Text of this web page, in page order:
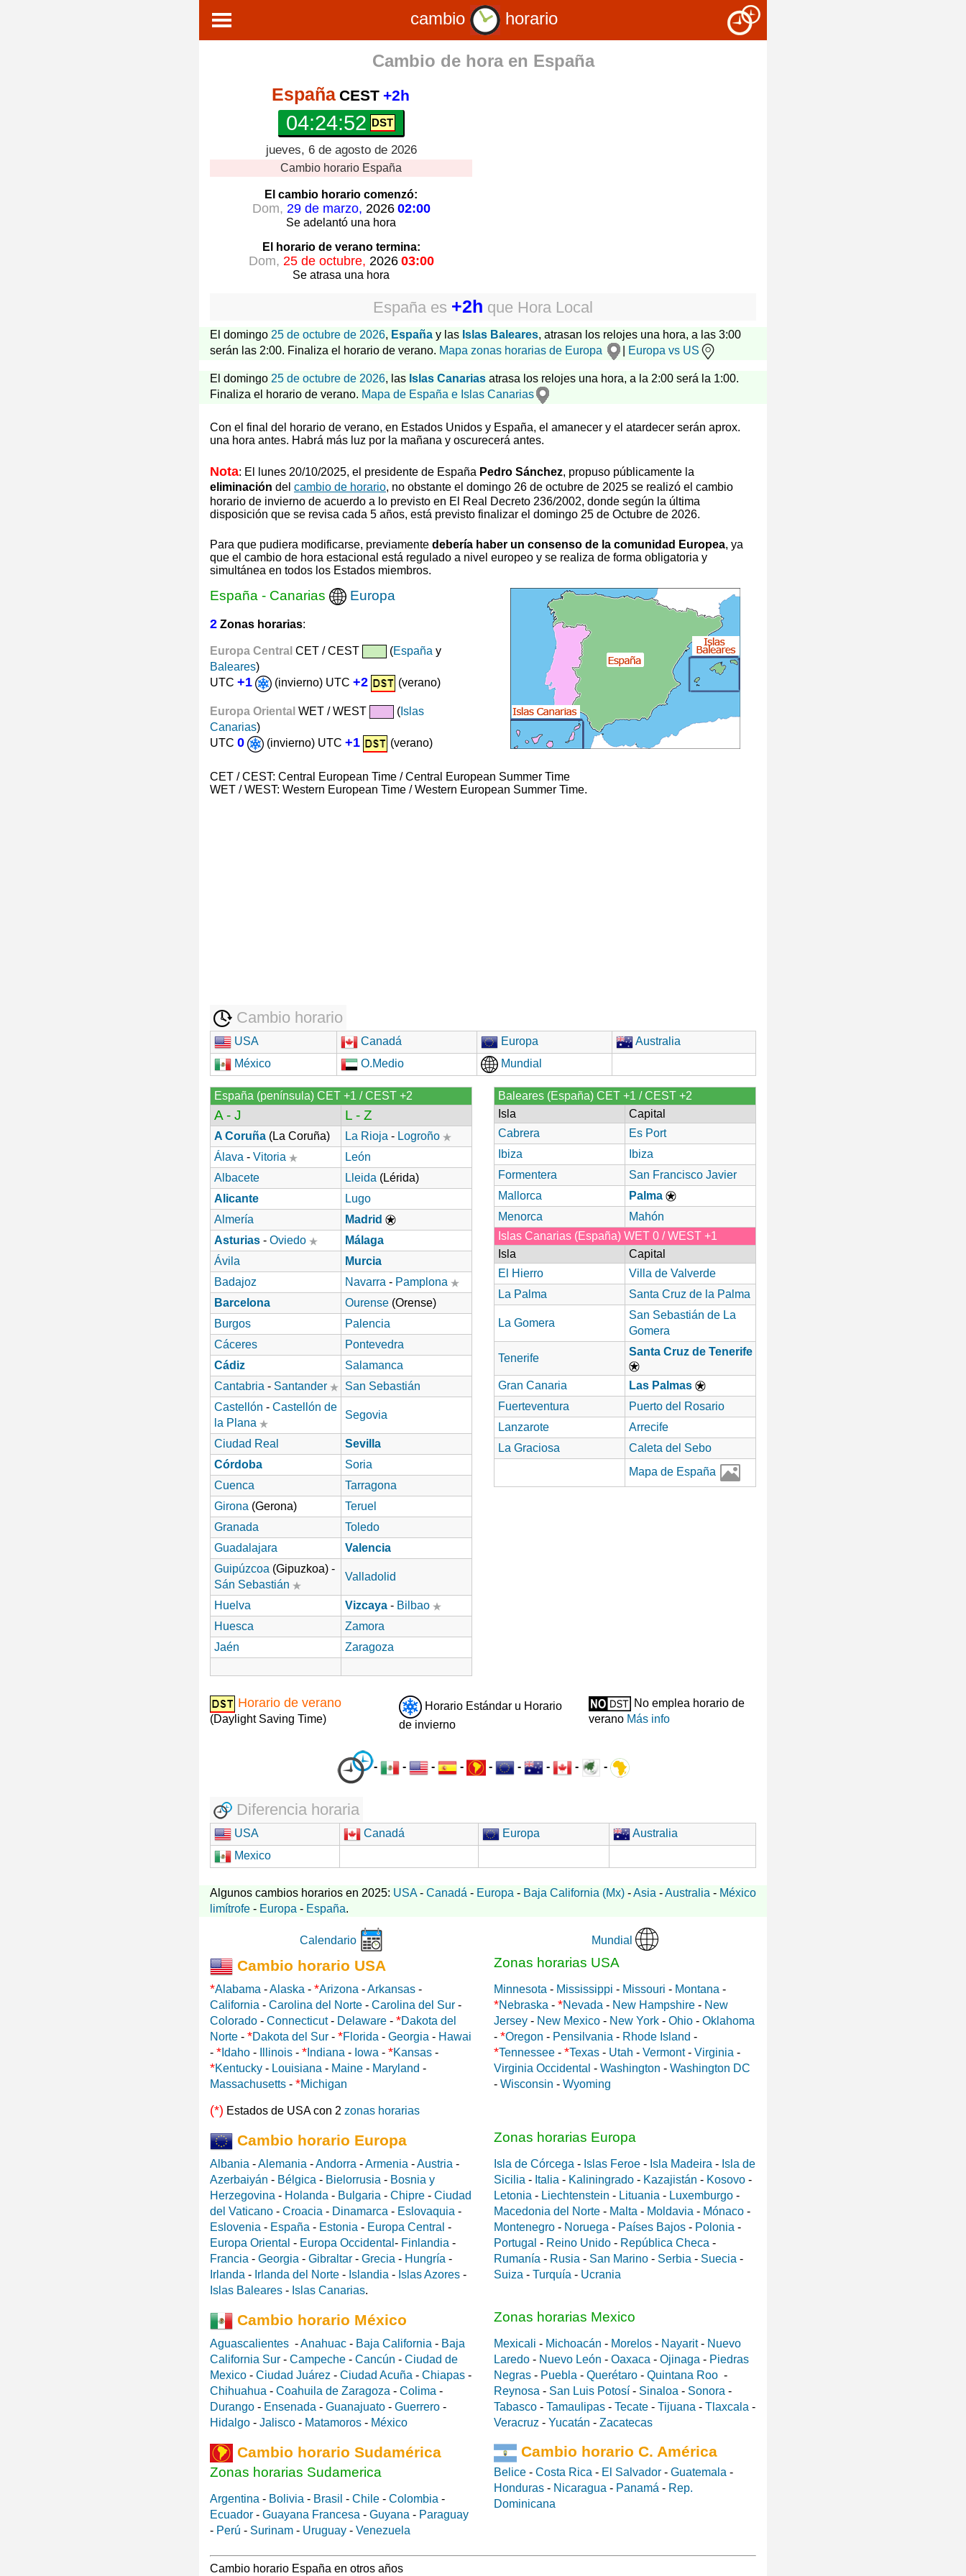
cambio horario
Cambio de hora en España
España CEST +2h
04:24:53
jueves, 6 de agosto de 2026
Cambio horario España
El cambio horario comenzó:
Dom, 29 de marzo, 2026 02:00
Se adelantó una hora
El horario de veranotermina:
Dom, 25 de octubre, 2026 03:00
Se atrasa una hora
España es +2h que Hora Local
El domingo 25 de octubre de 2026, España y las Islas Baleares, atrasan los relojes una hora, a las 3:00
serán las 2:00. Finaliza el horario de verano. Mapa zonas horarias de Europa Europa vs US
El domingo 25 de octubre de 2026, las Islas Canarias atrasa los relojes una hora, a la 2:00 será la 1:00.
Finaliza el horario de verano. Mapa de España e Islas Canarias
Con el final del horario de verano, en Estados Unidos y España, el amanecer y el atardecer serán aprox.
una hora antes. Habrá más luz por la mañana y oscurecerá antes.
Nota: El lunes 20/10/2025, el presidente de España Pedro Sánchez, propuso públicamente la
eliminación del cambio de horario, no obstante el domingo 26 de octubre de 2025 se realizó el cambio
horario de invierno de acuerdo a lo previsto en El Real Decreto 236/2002, donde según la última
disposición que se revisa cada 5 años, está previsto finalizar el domingo 25 de Octubre de 2026.
Para que pudiera modificarse, previamente debería haber un consenso de la comunidad Europea, ya
que el cambio de hora estacional está regulado a nivel europeo y se realiza de forma obligatoria y
simultánea en todos los Estados miembros.
España - Canarias Europa
2 Zonas horarias:
Europa Central CET / CEST (España y
Baleares)
UTC +1 (invierno) UTC +2 (verano)
Europa Oriental WET / WEST ( Islas
Canarias)
UTC 0 (invierno) UTC +1 (verano)
CET / CEST: Central European Time / Central European Summer Time
WET / WEST: Western European Time / Western European Summer Time.
Cambio horario
USA Canadá Europa
Australia
México
O.Medio Mundial
España (península) CET +1 / CEST +2
A - J L - Z
A Coruña (La Coruña) La Rioja - Logroño
Álava - Vitoria
León
Albacete
Lleida (Lérida)
Alicante
Lugo
Almería
Madrid
Asturias - Oviedo
Málaga
Ávila
Murcia
Badajoz
Navarra - Pamplona
Barcelona
Ourense (Orense)
Burgos
Palencia
Cáceres
Pontevedra
Cádiz
Salamanca
Cantabria - Santander
San Sebastián
Castellón - Castellón de
la Plana
Segovia
Ciudad Real
Sevilla
Córdoba
Soria
Cuenca
Tarragona
Girona (Gerona)
Teruel
Granada
Toledo
Guadalajara
Valencia
Guipúzcoa (Gipuzkoa) -
Sán Sebastián
Valladolid
Huelva Vizcaya - Bilbao
Huesca
Zamora
Jaén
Zaragoza
Baleares (España) CET +1 / CEST +2
Isla
Capital
Cabrera
Es Port
Ibiza
Ibiza
Formentera
San Francisco Javier
Mallorca
Palma
Menorca
Mahón
Islas Canarias (España) WET 0 / WEST +1
Isla
Capital
El Hierro
Villa de Valverde
La Palma
Santa Cruz de la Palma
La Gomera
San Sebastián de La
Gomera
Tenerife
Santa Cruz de Tenerife
Gran Canaria
Las Palmas
Fuerteventura
Puerto del Rosario
Lanzarote
Arrecife
La Graciosa
Caleta del Sebo
Mapa de España
Horario de verano
(Daylight Saving Time)
Horario Estándar u Horario
de invierno
No emplea horario de
verano Más info
- - - - - - - - -
Diferencia horaria
USA Canadá Europa
Australia
Mexico
Algunos cambios horarios en 2025: USA- Canadá - Europa - Baja California (Mx) -Asia -Australia - México
limítrofe - Europa - España.
Calendario Mundial
Cambio horario USA Zonas horarias USA
*Alabama -Alaska - *Arizona -Arkansas -
California - Carolina del Norte - Carolina del Sur -
Colorado - Connecticut- Delaware - *Dakota del
Norte - *Dakota del Sur - *Florida - Georgia - Hawai
- * Idaho - Illinois - * Indiana - Iowa - *Kansas -
*Kentucky - Louisiana - Maine - Maryland -
Massachusetts - *Michigan
Minnesota - Mississippi - Missouri - Montana -
*Nebraska - *Nevada - New Hampshire - New
Jersey - New Mexico - New York - Ohio - Oklahoma
- *Oregon - Pensilvania - Rhode Island -
*Tennessee - *Texas - Utah - Vermont- Virginia -
Virginia Occidental - Washington - Washington DC
- Wisconsin - Wyoming
(*) Estados de USA con 2 zonas horarias
Cambio horario Europa Zonas horarias Europa
Albania -Alemania -Andorra -Armenia -Austria -
Azerbaiyán - Bélgica - Bielorrusia - Bosnia y
Herzegovina - Holanda - Bulgaria - Chipre - Ciudad
del Vaticano - Croacia - Dinamarca - Eslovaquia -
Eslovenia - España - Estonia - Europa Central -
Europa Oriental - Europa Occidental - Finlandia -
Francia - Georgia - Gibraltar - Grecia - Hungría -
Irlanda - Irlanda del Norte - Islandia - Islas Azores -
Islas Baleares - Islas Canarias.
Isla de Córcega - Islas Feroe - Isla Madeira - Isla de
Sicilia - Italia - Kaliningrado - Kazajistán - Kosovo -
Letonia - Liechtenstein - Lituania - Luxemburgo -
Macedonia del Norte - Malta - Moldavia - Mónaco -
Montenegro - Noruega - Países Bajos - Polonia -
Portugal - Reino Unido - República Checa -
Rumanía - Rusia - San Marino - Serbia - Suecia -
Suiza - Turquía - Ucrania
Cambio horario México Zonas horarias Mexico
Aguascalientes -Anahuac - Baja California - Baja
California Sur - Campeche - Cancún - Ciudad de
Mexico - Ciudad Juárez - Ciudad Acuña - Chiapas -
Chihuahua - Coahuila de Zaragoza - Colima -
Durango - Ensenada - Guanajuato - Guerrero -
Hidalgo - Jalisco - Matamoros - México
Mexicali - Michoacán - Morelos - Nayarit- Nuevo
Laredo - Nuevo León - Oaxaca - Ojinaga - Piedras
Negras - Puebla - Querétaro - Quintana Roo -
Reynosa - San Luis Potosí - Sinaloa - Sonora -
Tabasco - Tamaulipas - Tecate - Tijuana - Tlaxcala -
Veracruz - Yucatán - Zacatecas
Cambio horario Sudamérica
Zonas horarias Sudamerica
Argentina - Bolivia - Brasil - Chile - Colombia -
Ecuador - Guayana Francesa - Guyana - Paraguay
- Perú - Surinam - Uruguay - Venezuela
Cambio horario C. América
Belice - Costa Rica - El Salvador - Guatemala -
Honduras - Nicaragua - Panamá - Rep.
Dominicana
Cambio horario España en otros años